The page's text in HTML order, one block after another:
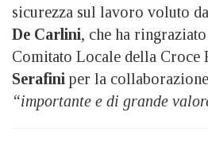
sicurezza sul lavoro voluto
De Carlini, che ha
Comitato Locale della Croce
Serafini per la
“importante e di grande